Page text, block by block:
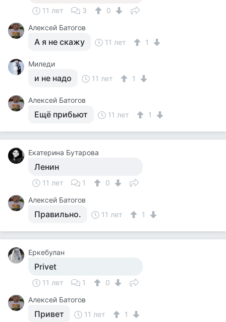
11 лет 3
0
Алексей Батогов
А я не скажу 11 лет 1
Миледи
и не надо 11 лет 1
Алексей Батогов
Ещё прибьют 11 лет 1
Екатерина Бутарова
Ленин
11 лет 1
0
Алексей Батогов
Правильно. 11 лет 1
Еркебулан
Privet
11 лет 1
0
Алексей Батогов
Привет 11 лет 1